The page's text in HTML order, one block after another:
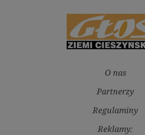
O nas
Partnerzy
Regulaminy
Reklamy: